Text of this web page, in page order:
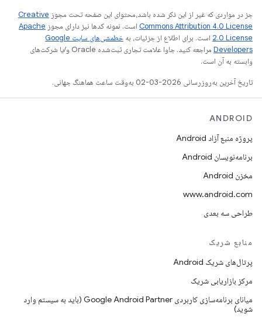
جز در مواردی که غیر از این ذکر شده باشد،‌محتوای این صفحه تحت مجوز Creative
Commons Attribution 4.0 License است. نمونه کدها نیز دارای مجوز Apache
2.0 License است. برای اطلاع از جزئیات، به
خطمشی‌های سایت Google
Developers‏
مراجعه کنید. جاوا علامت تجاری ثبت‌شده Oracle و/یا شرکت‌های
وابسته به آن است.
تاریخ آخرین به‌روزرسانی 2026-03-02 به‌وقت ساعت هماهنگ جهانی.
ANDROID
پروژه منبع آزاد Android
برنامه‌نویسان Android
مخزن Android
www.android.com
طراحی سه بعدی
منابع شریک
پرتال‌های شریک Android
مرکز بازاریابی شریک
میانای برنامه‌سازی کاربردی Google Android Partner (باید به سیستم وارد
شوید)